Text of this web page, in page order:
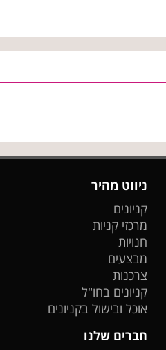
ניווט מהיר
קניונים
מרכזי קניות
חנויות
מבצעים
צרכנות
קניונים בחו"ל
אוכל ובישול בקניונים
חברים שלנו